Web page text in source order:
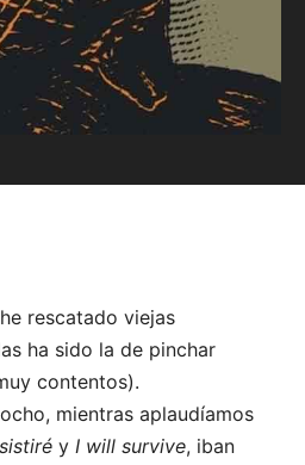
rescatado viejas
ha sido la de pinchar
contentos).
mientras aplaudíamos
y I will survive, iban